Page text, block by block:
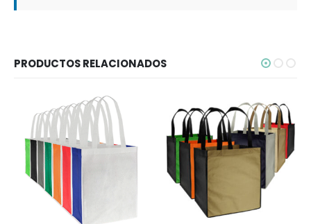
PRODUCTOS RELACIONADOS